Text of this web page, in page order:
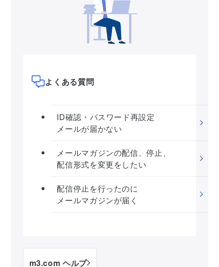
よくある質問
ID確認・パスワード再設定
メールが届かない
メールマガジンの配信、停止、
配信形式を変更をしたい
配信停止を行ったのに
メールマガジンが届く
m3.com ヘルプ